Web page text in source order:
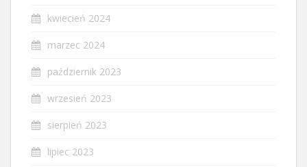
kwiecień 2024
marzec 2024
październik 2023
wrzesień 2023
sierpień 2023
lipiec 2023